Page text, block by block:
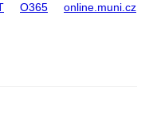
O365 online.muni.cz